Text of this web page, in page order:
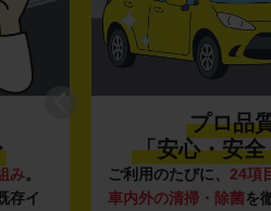
み。
存イ
プロ品
「安心・安
ご利用のたびに、 24項
車内外の清掃・除菌を